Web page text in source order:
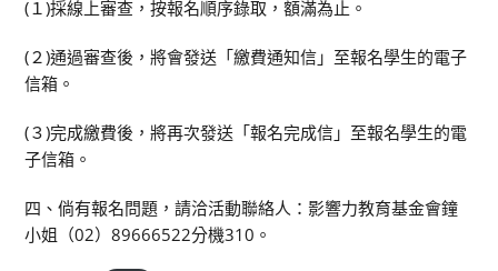
(１)採線上審查，按報名順序錄取，額滿為止。
(２)通過審查後，將會發送「繳費通知信」至報名學生的電子
信箱。
(３)完成繳費後，將再次發送「報名完成信」至報名學生的電
子信箱。
四、倘有報名問題，請洽活動聯絡人：影響力教育基金會鐘
小姐（02）89666522分機310。